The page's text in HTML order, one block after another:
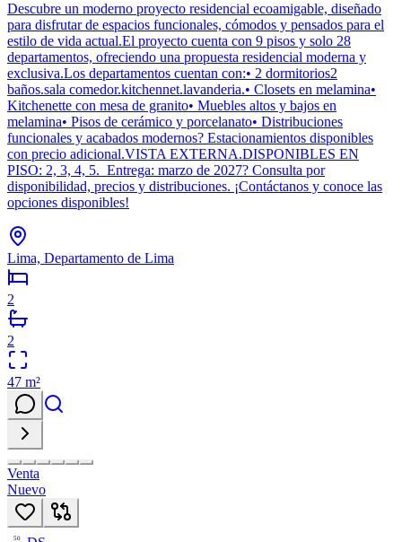
Descubre un moderno proyecto residencial ecoamigable, diseñado
para disfrutar de espacios funcionales, cómodos y pensados para el
estilo de vida actual.El proyecto cuenta con 9 pisos y solo 28
departamentos, ofreciendo una propuesta residencial moderna y
exclusiva.Los departamentos cuentan con:• 2 dormitorios2
baños.sala comedor.kitchennet.lavanderia.• Closets en melamina•
Kitchenette con mesa de granito• Muebles altos y bajos en
melamina• Pisos de cerámico y porcelanato• Distribuciones
funcionales y acabados modernos? Estacionamientos disponibles
con precio adicional.VISTA EXTERNA.DISPONIBLES EN
PISO: 2, 3, 4, 5. Entrega: marzo de 2027? Consulta por
disponibilidad, precios y distribuciones. ¡Contáctanos y conoce las
opciones disponibles!
Lima, Departamento de Lima
2
2
47 m²
Venta
Nuevo
50